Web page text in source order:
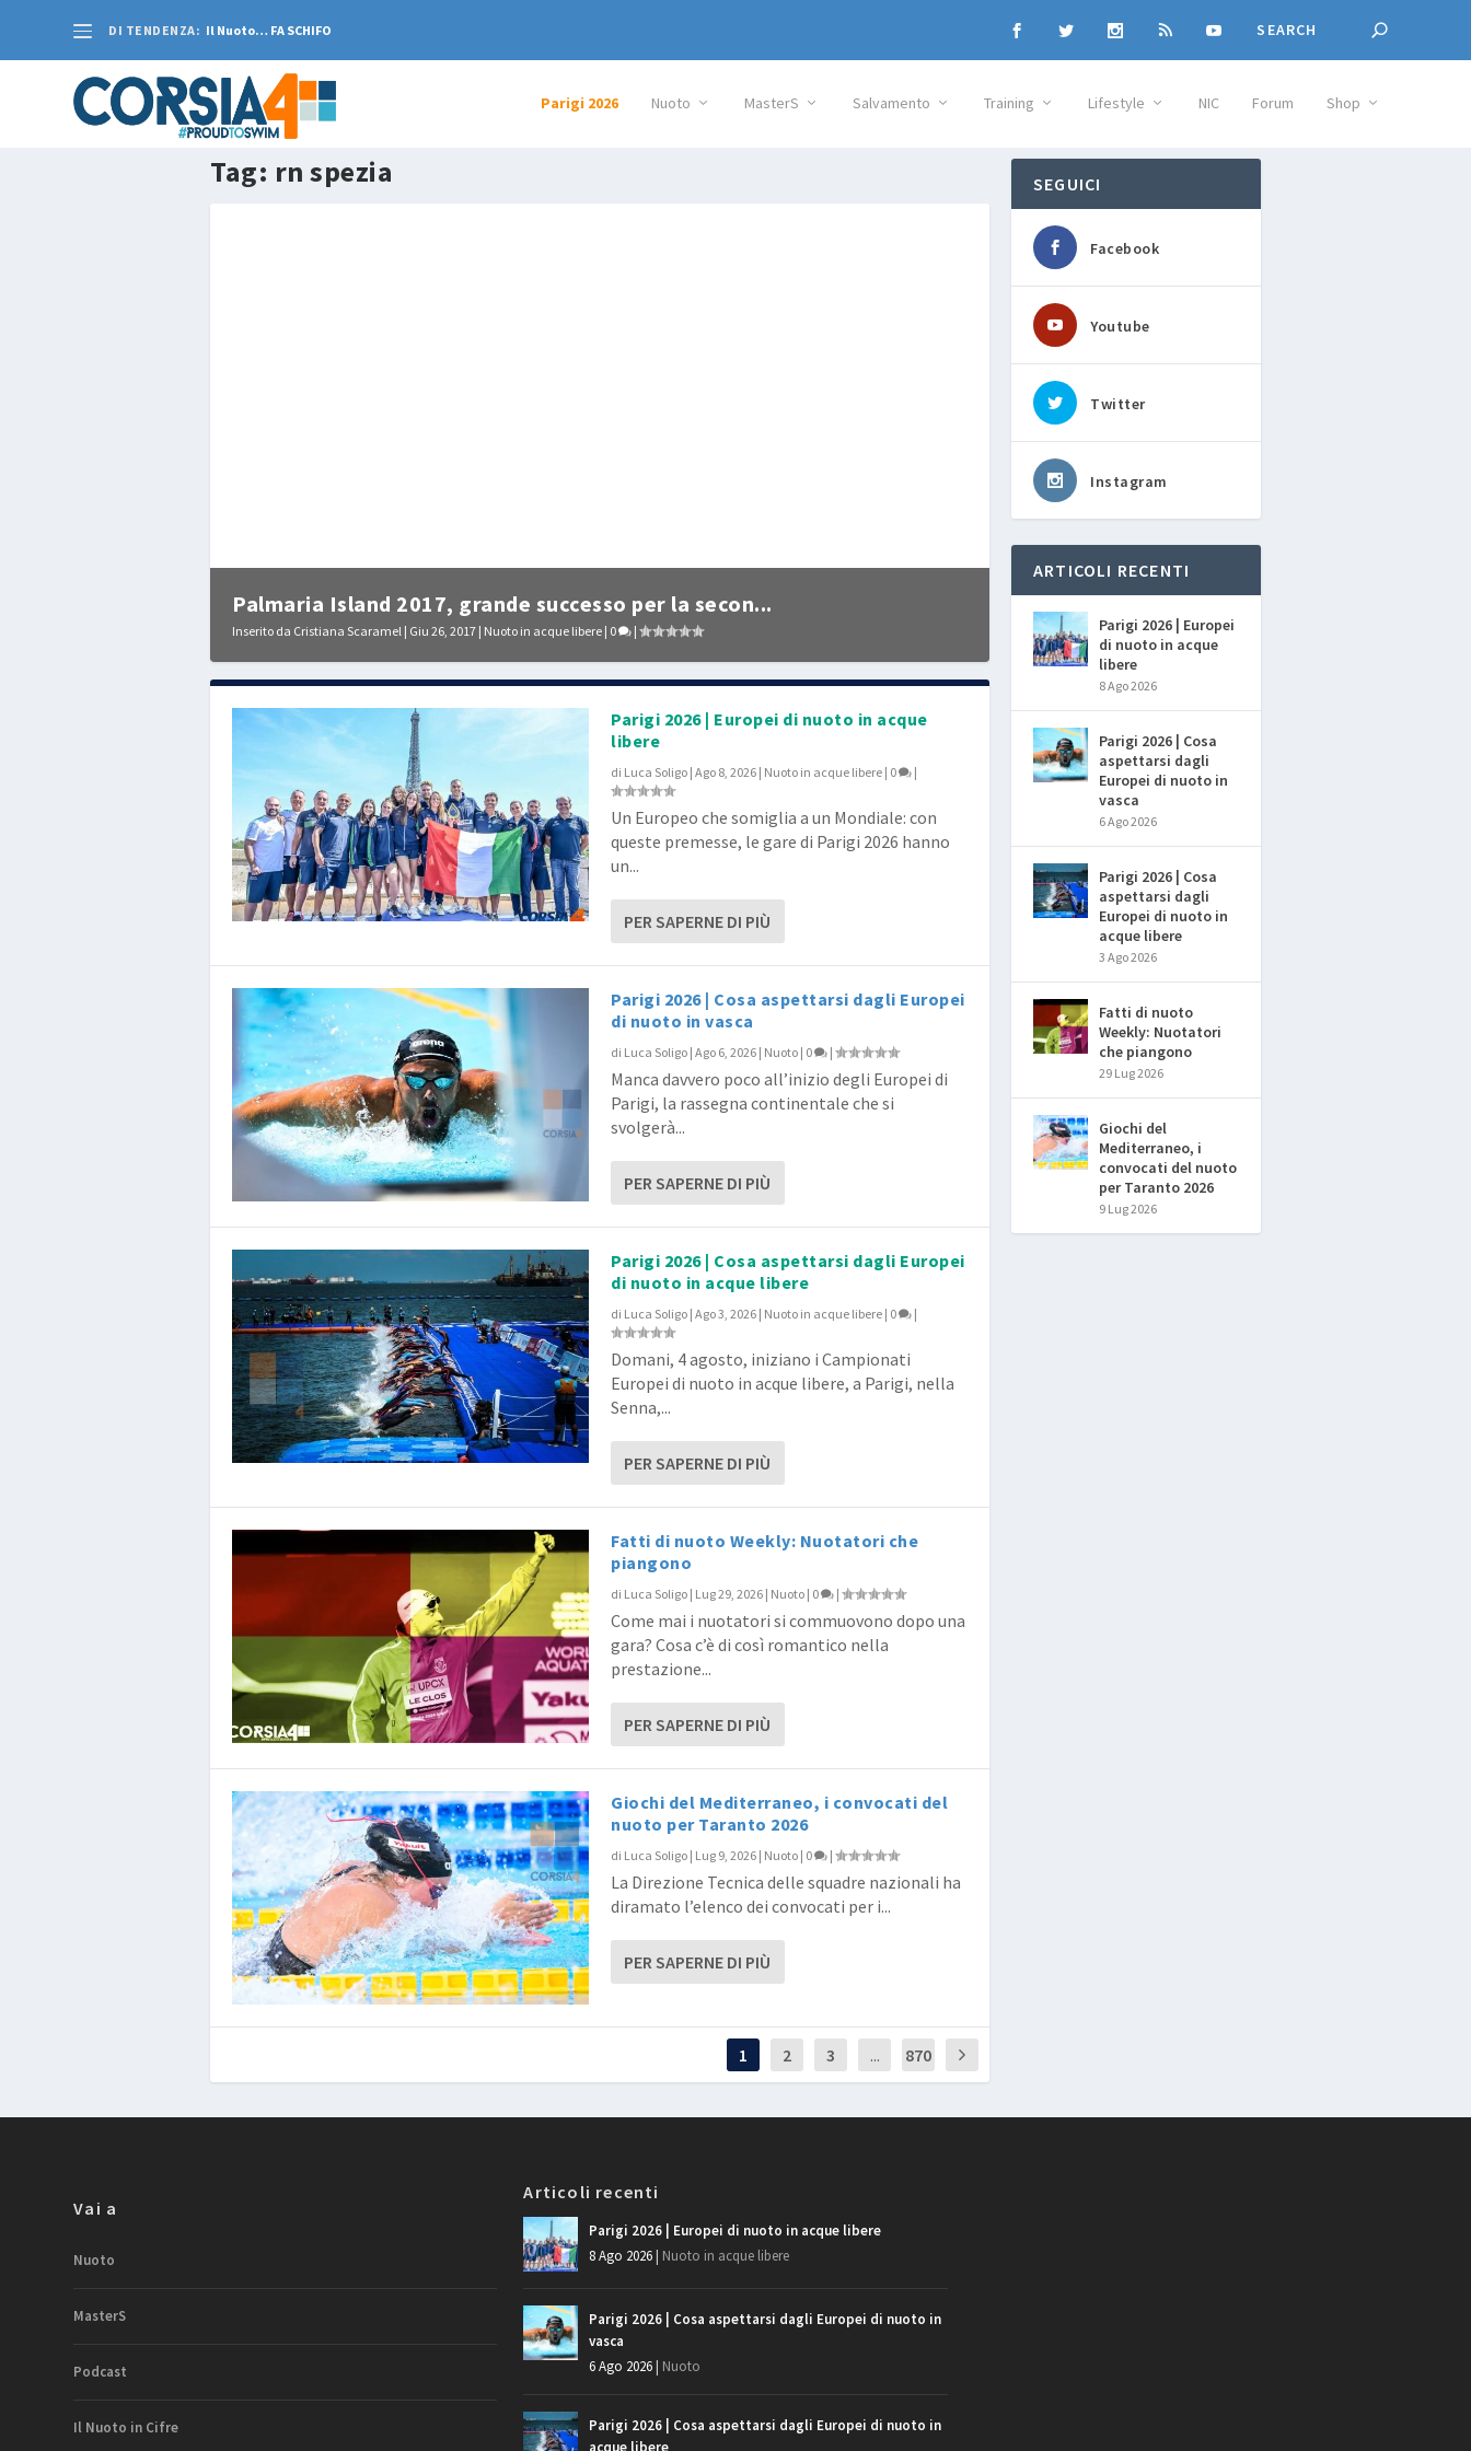
DI TENDENZA: Il Nuoto… FA SCHIFO
Parigi 2026 Nuoto MasterS Salvamento Training Lifestyle NIC Forum Shop
Tag: rn spezia
Palmaria Island 2017, grande successo per la secon...
Inserito da Cristiana Scaramel | Giu 26, 2017 | Nuoto in acque libere | 0 |
Parigi 2026 | Europei di nuoto in acque
libere
di Luca Soligo | Ago 8, 2026 | Nuoto in acque libere | 0 |
Un Europeo che somiglia a un Mondiale: con
queste premesse, le gare di Parigi 2026 hanno
un...
PER SAPERNE DI PIÙ
Parigi 2026 | Cosa aspettarsi dagli Europei
di nuoto in vasca
di Luca Soligo | Ago 6, 2026 | Nuoto | 0 |
Manca davvero poco all’inizio degli Europei di
Parigi, la rassegna continentale che si
svolgerà...
PER SAPERNE DI PIÙ
Parigi 2026 | Cosa aspettarsi dagli Europei
di nuoto in acque libere
di Luca Soligo | Ago 3, 2026 | Nuoto in acque libere | 0 |
Domani, 4 agosto, iniziano i Campionati
Europei di nuoto in acque libere, a Parigi, nella
Senna,...
PER SAPERNE DI PIÙ
Fatti di nuoto Weekly: Nuotatori che
piangono
di Luca Soligo | Lug 29, 2026 | Nuoto | 0 |
Come mai i nuotatori si commuovono dopo una
gara? Cosa c’è di così romantico nella
prestazione...
PER SAPERNE DI PIÙ
Giochi del Mediterraneo, i convocati del
nuoto per Taranto 2026
di Luca Soligo | Lug 9, 2026 | Nuoto | 0 |
La Direzione Tecnica delle squadre nazionali ha
diramato l’elenco dei convocati per i...
PER SAPERNE DI PIÙ
1 2 3 ... 870
SEGUICI
Facebook
Youtube
Twitter
Instagram
ARTICOLI RECENTI
Parigi 2026 | Europei
di nuoto in acque
libere
8 Ago 2026
Parigi 2026 | Cosa
aspettarsi dagli
Europei di nuoto in
vasca
6 Ago 2026
Parigi 2026 | Cosa
aspettarsi dagli
Europei di nuoto in
acque libere
3 Ago 2026
Fatti di nuoto
Weekly: Nuotatori
che piangono
29 Lug 2026
Giochi del
Mediterraneo, i
convocati del nuoto
per Taranto 2026
9 Lug 2026
Vai a
Nuoto
MasterS
Podcast
Il Nuoto in Cifre
Articoli recenti
Parigi 2026 | Europei di nuoto in acque libere
8 Ago 2026| Nuoto in acque libere
Parigi 2026 | Cosa aspettarsi dagli Europei di nuoto in
vasca
6 Ago 2026| Nuoto
Parigi 2026 | Cosa aspettarsi dagli Europei di nuoto in